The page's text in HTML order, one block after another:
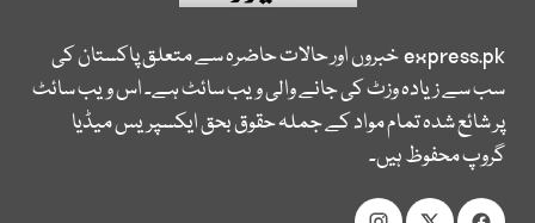
express.pkخبروں اور حالات حاضرہ سے متعلق پاکستان کی
سب سے زیادہ وزٹ کی جانے والی ویب سائٹ ہے۔ اس ویب سائٹ
پر شائع شدہ تمام مواد کے جملہ حقوق بحق ایکسپریس میڈیا
گروپ محفوظ ہیں۔